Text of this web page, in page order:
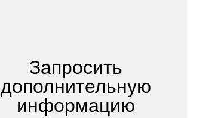
Запросить
дополнительную
информацию